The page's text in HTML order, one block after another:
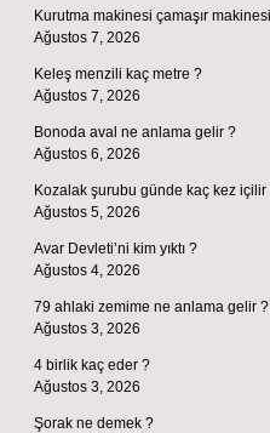
Kurutma makinesi çamaşır
Ağustos 7, 2026
Keleş menzili kaç metre ?
Ağustos 7, 2026
Bonoda aval ne anlama gelir ?
Ağustos 6, 2026
Kozalak şurubu günde kaç kez içilir
Ağustos 5, 2026
Avar Devleti’ni kim yıktı ?
Ağustos 4, 2026
79 ahlaki zemime ne anlama gelir ?
Ağustos 3, 2026
4 birlik kaç eder ?
Ağustos 3, 2026
Şorak ne demek ?